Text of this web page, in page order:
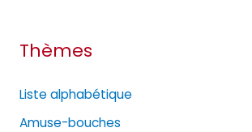
Thèmes
Liste alphabétique
Amuse-bouches